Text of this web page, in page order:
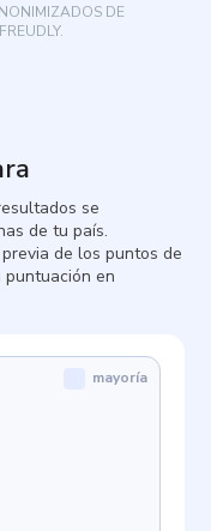
DE
se
de tu país.
de los puntos de
en
mayoría